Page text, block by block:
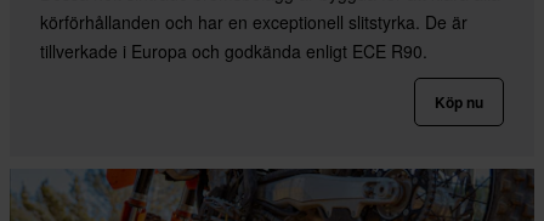
körförhållanden och har en exceptionell slitstyrka. De är
tillverkade i Europa och godkända enligt ECE R90.
Köp nu